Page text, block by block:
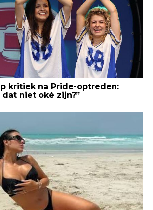
kritiek na Pride-optreden:
dat niet oké zijn?”